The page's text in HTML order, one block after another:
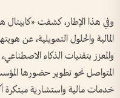
وفي هذا الإطار، كشفت «كابيتال
المالية والحلول التمويلية، عن
والمعزز بتقنيات الذكاء
المتواصل نحو تطوير حضورها
خدمات مالية واستشارية مبتكرة